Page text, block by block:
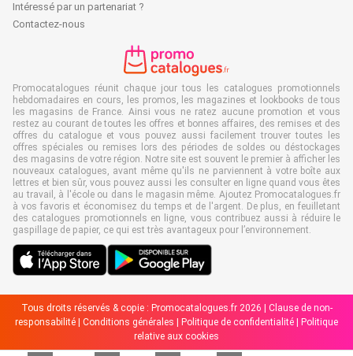
Intéressé par un partenariat ?
Contactez-nous
Promocatalogues réunit chaque jour tous les catalogues promotionnels
hebdomadaires en cours, les promos, les magazines et lookbooks de tous
les magasins de France. Ainsi vous ne ratez aucune promotion et vous
restez au courant de toutes les offres et bonnes affaires, des remises et des
offres du catalogue et vous pouvez aussi facilement trouver toutes les
offres spéciales ou remises lors des périodes de soldes ou déstockages
des magasins de votre région. Notre site est souvent le premier à afficher les
nouveaux catalogues, avant même qu'ils ne parviennent à votre boîte aux
lettres et bien sûr, vous pouvez aussi les consulter en ligne quand vous êtes
au travail, à l'école ou dans le magasin même. Ajoutez Promocatalogues.fr
à vos favoris et économisez du temps et de l'argent. De plus, en feuilletant
des catalogues promotionnels en ligne, vous contribuez aussi à réduire le
gaspillage de papier, ce qui est très avantageux pour l’environnement.
Tous droits réservés & copie : Promocatalogues.fr 2026 | Clause de non-
responsabilité
Conditions générales Politique de confidentialité
Politique
relative aux cookies